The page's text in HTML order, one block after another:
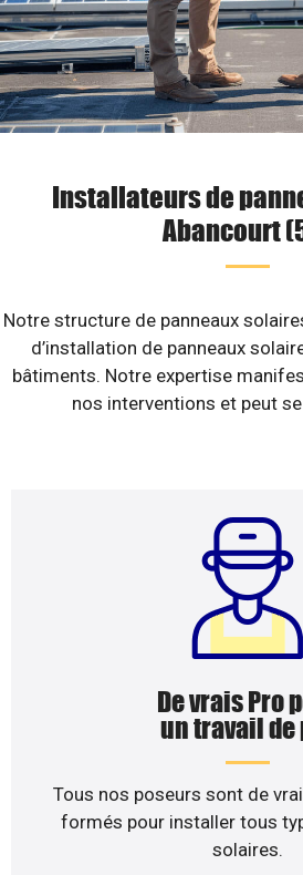
Installateurs de
Abancourt
Notre structure de panneaux
d’installation de panneaux
bâtiments. Notre expertise
nos interventions et peut
De vrais Pro
un travail de
Tous nos poseurs sont de
formés pour installer tous
solaires.